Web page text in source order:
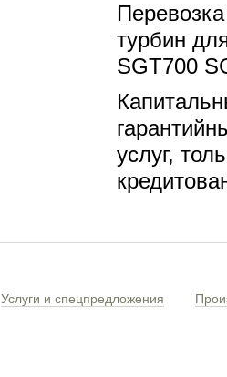
турбин
SGT700
услуг,
Услуги и спецпредложения